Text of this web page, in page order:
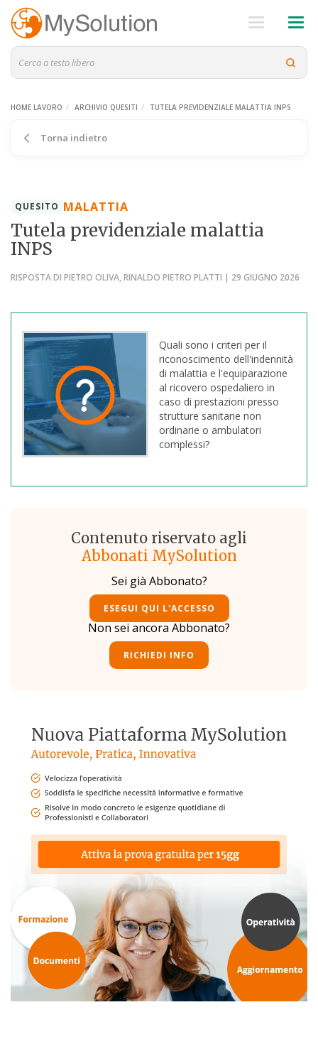
HOME LAVORO ARCHIVIO QUESITI TUTELA PREVIDENZIALE MALATTIA INPS
Torna indietro
QUESITO MALATTIA
Tutela previdenziale malattia
INPS
RISPOSTA DI PIETRO OLIVA, RINALDO PIETRO PLATTI | 29 GIUGNO 2026
Quali sono i criteri per il
riconoscimento dell'indennità
di malattia e l'equiparazione
al ricovero ospedaliero in
caso di prestazioni presso
strutture sanitarie non
ordinarie o ambulatori
complessi?
Contenuto riservato agli
Abbonati MySolution
Sei già Abbonato?
ESEGUI QUI L'ACCESSO
Non sei ancora Abbonato?
RICHIEDI INFO